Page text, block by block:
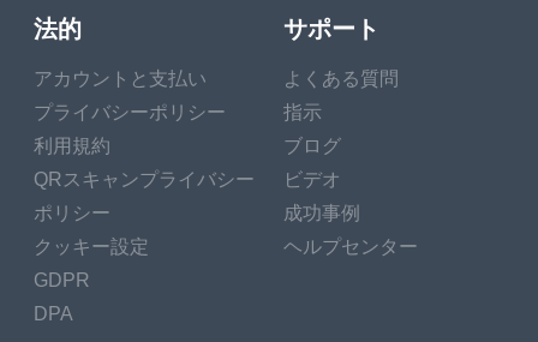
法的
アカウントと支払い
プライバシーポリシー
利用規約
QRスキャンプライバシー
ポリシー
クッキー設定
GDPR
DPA
サポート
よくある質問
指示
ブログ
ビデオ
成功事例
ヘルプセンター